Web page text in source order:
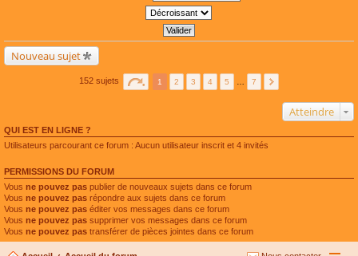
Nouveau sujet
152 sujets 1 2 3 4 5 7
Atteindre
QUI EST EN LIGNE ?
Utilisateurs parcourant ce forum : Aucun utilisateur inscrit et 4 invités
PERMISSIONS DU FORUM
Vous ne pouvez pas publier de nouveaux sujets dans ce forum
Vous ne pouvez pas répondre aux sujets dans ce forum
Vous ne pouvez pas éditer vos messages dans ce forum
Vous ne pouvez pas supprimer vos messages dans ce forum
Vous ne pouvez pas transférer de pièces jointes dans ce forum